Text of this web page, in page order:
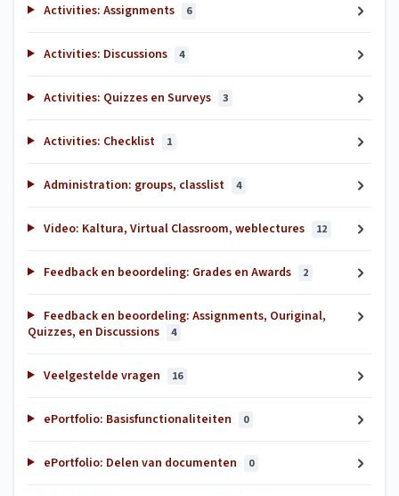
Activities: Assignments 6
Activities: Discussions 4
Activities: Quizzes en Surveys 3
Activities: Checklist 1
Administration: groups, classlist 4
Video: Kaltura, Virtual Classroom, weblectures 12
Feedback en beoordeling: Grades en Awards 2
Feedback en beoordeling: Assignments, Ouriginal,
Quizzes, en Discussions
4
Veelgestelde vragen 16
ePortfolio: Basisfunctionaliteiten 0
ePortfolio: Delen van documenten 0